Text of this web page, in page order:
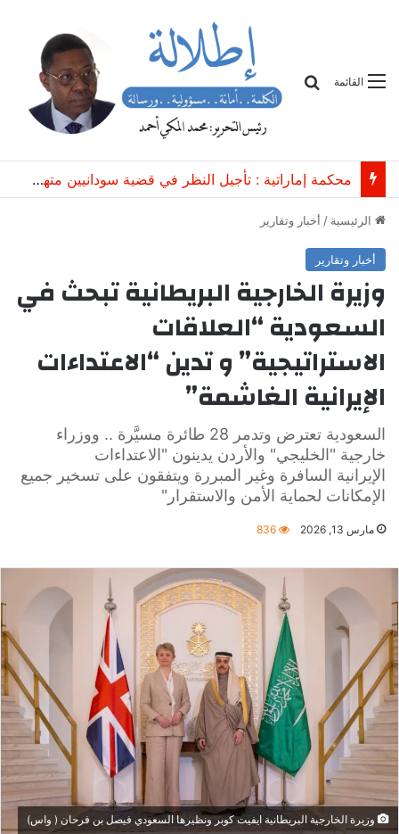
القائمة
محكمة إماراتية : تأجيل النظر في قضية سودانيين متهمين بـ”الاتجار غير المشروع بعتاد عسكري”
الرئيسية / أخبار وتقارير
أخبار وتقارير
وزيرة الخارجية البريطانية تبحث في
السعودية “العلاقات
الاستراتيجية” و تدين “الاعتداءات
الإيرانية الغاشمة”
السعودية تعترض وتدمر 28 طائرة مسيَّرة .. ووزراء
خارجية "الخليجي" والأردن يدينون "الاعتداءات
الإيرانية السافرة وغير المبررة ويتفقون على تسخير جميع
الإمكانات لحماية الأمن والاستقرار"
مارس 13, 2026 836
وزيرة الخارجية البريطانية ايفيت كوبر ونظيرها السعودي فيصل بن فرحان ( واس)